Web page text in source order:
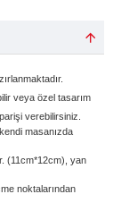
veya özel tasarım
verebilirsiniz.
masanızda
(11cm*12cm), yan
noktalarından